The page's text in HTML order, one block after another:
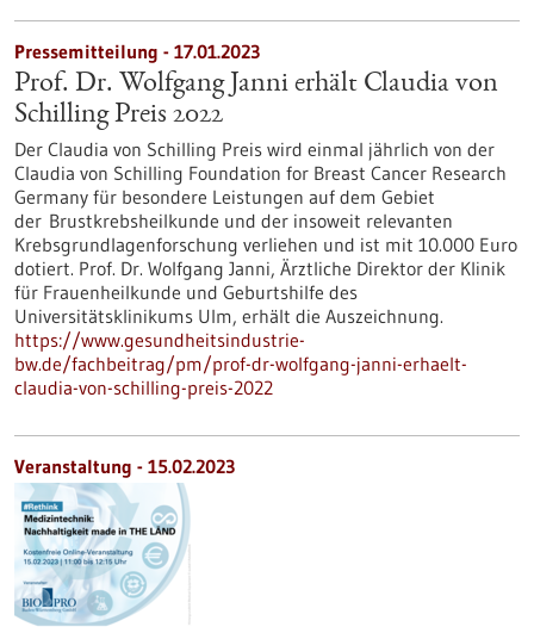
Pressemitteilung - 17.01.2023
Prof. Dr. Wolfgang Janni erhält Claudia von
Schilling Preis 2022
Der Claudia von Schilling Preis wird einmal jährlich von der
Claudia von Schilling Foundation for Breast Cancer Research
Germany für besondere Leistungen auf dem Gebiet
der Brustkrebsheilkunde und der insoweit relevanten
Krebsgrundlagenforschung verliehen und ist mit 10.000 Euro
dotiert. Prof. Dr. Wolfgang Janni, Ärztliche Direktor der Klinik
für Frauenheilkunde und Geburtshilfe des
Universitätsklinikums Ulm, erhält die Auszeichnung.
https://www.gesundheitsindustrie-
bw.de/fachbeitrag/pm/prof-dr-wolfgang-janni-erhaelt-
claudia-von-schilling-preis-2022
Veranstaltung - 15.02.2023